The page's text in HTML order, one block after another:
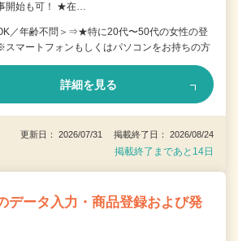
開始も可！ ★在…
／年齢不問＞⇒★特に20代〜50代の女性の登
マートフォンもしくはパソコンをお持ちの方
詳細を見る
更新日： 2026/07/31 掲載終了日： 2026/08/24
掲載終了まであと14日
データ入力・商品登録および発